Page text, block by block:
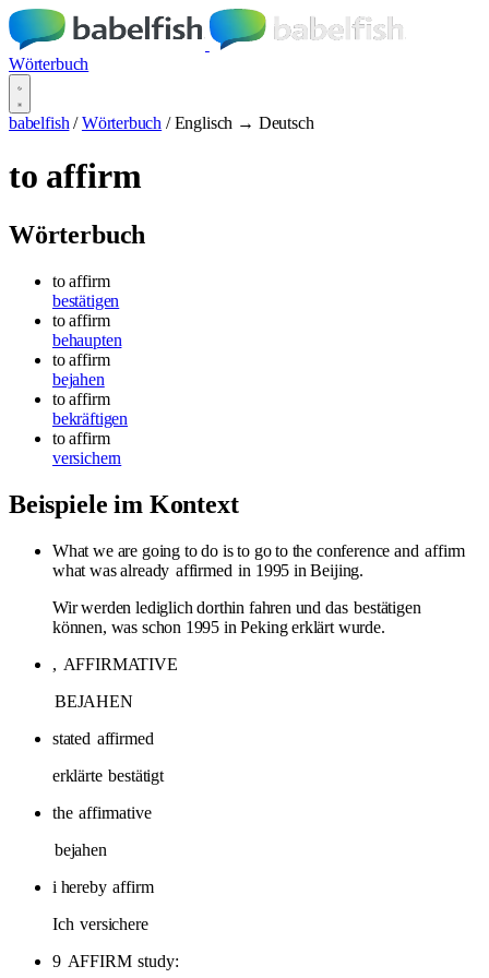
Wörterbuch
babelfish / Wörterbuch / Englisch → Deutsch
to affirm
Wörterbuch
to affirm
bestätigen
to affirm
behaupten
to affirm
bejahen
to affirm
bekräftigen
to affirm
versichern
Beispiele im Kontext
What we are going to do is to go to the conference and affirm
what was already affirmed in 1995 in Beijing.
Wir werden lediglich dorthin fahren und das bestätigen
können, was schon 1995 in Peking erklärt wurde.
, AFFIRMATIVE
BEJAHEN
stated affirmed
erklärte bestätigt
the affirmative
bejahen
i hereby affirm
Ich versichere
9 AFFIRM study: